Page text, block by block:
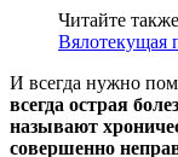
Читайте
Вялотекущая
И всегда нужно
всегда острая
называют
совершенно